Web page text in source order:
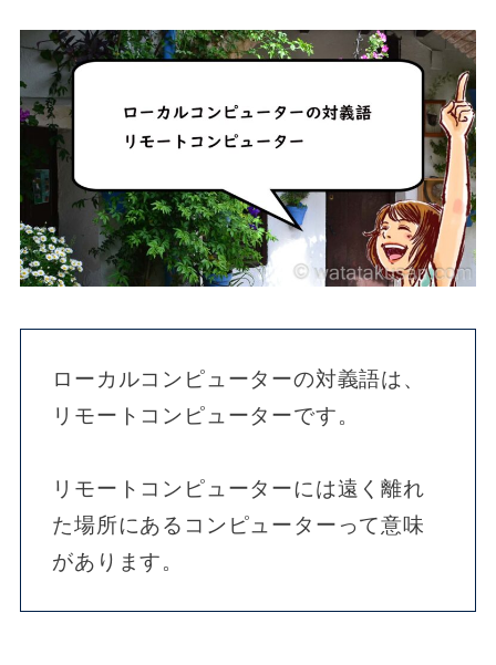
ローカルコンピューターの対義語は、
リモートコンピューターです。
リモートコンピューターには遠く離れ
た場所にあるコンピューターって意味
があります。